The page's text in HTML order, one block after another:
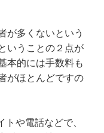
が多くないという
いうことの２点が
本的には手数料も
がほとんどですの
や電話などで、